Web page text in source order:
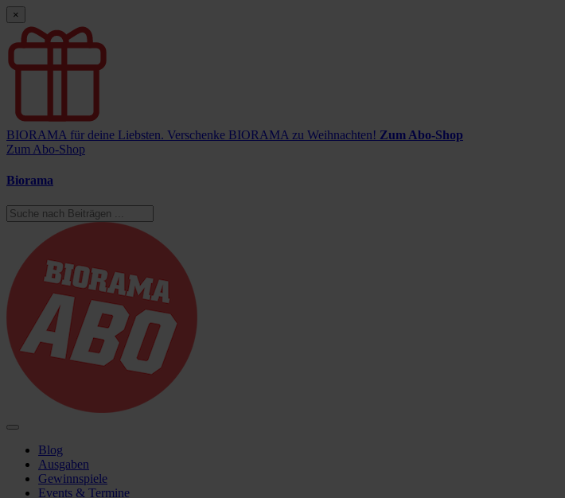
×
BIORAMA für deine Liebsten. Verschenke BIORAMA zu Weihnachten! Zum Abo-Shop
Zum Abo-Shop
Biorama
Blog
Ausgaben
Gewinnspiele
Events & Termine